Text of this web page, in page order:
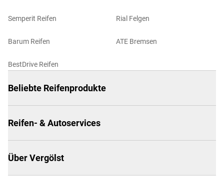
Semperit Reifen
Barum Reifen
BestDrive Reifen
Rial Felgen
ATE Bremsen
Beliebte Reifenprodukte
Reifen- & Autoservices
Über Vergölst